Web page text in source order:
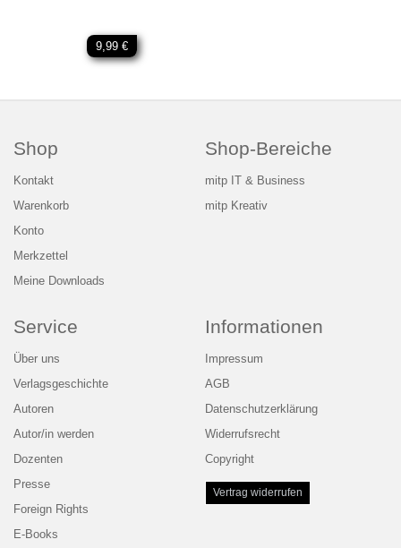
9,99 €
Shop
Kontakt
Warenkorb
Konto
Merkzettel
Meine Downloads
Shop-Bereiche
mitp IT & Business
mitp Kreativ
Service
Über uns
Verlagsgeschichte
Autoren
Autor/in werden
Dozenten
Presse
Foreign Rights
E-Books
Informationen
Impressum
AGB
Datenschutzerklärung
Widerrufsrecht
Copyright
Vertrag widerrufen